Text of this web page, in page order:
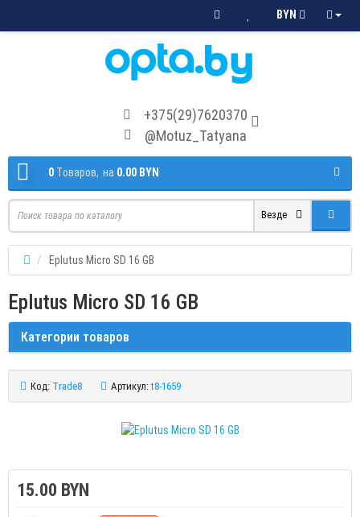
BYN
+375(29)7620370
@Motuz_Tatyana
0 Tоваров, на 0.00 BYN
Везде
Eplutus Micro SD 16 GB
Eplutus Micro SD 16 GB
Категории товаров
Код: Trade8 Артикул: t8-1659
15.00 BYN